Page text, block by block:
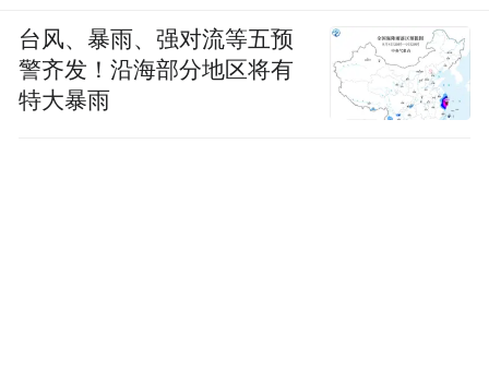
台风、暴雨、强对流等五预
警齐发！沿海部分地区将有
特大暴雨